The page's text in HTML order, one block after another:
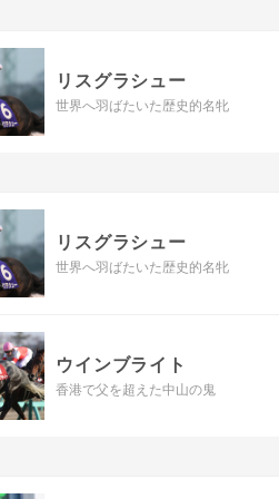
リスグラシュー
世界へ羽ばたいた歴史的名牝
リスグラシュー
世界へ羽ばたいた歴史的名牝
ウインブライト
香港で父を超えた中山の鬼